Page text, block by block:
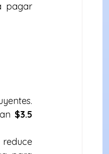
pagar
$3.5